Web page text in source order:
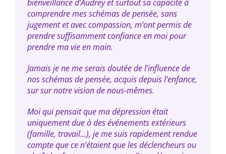
bienveillance d’Audrey et surtout sa capacité à
comprendre mes schémas de pensée, sans
jugement et avec compassion, m’ont permis de
prendre suffisamment confiance en moi pour
prendre ma vie en main.
Jamais je ne me serais doutée de l’influence de
nos schémas de pensée, acquis depuis l’enfance,
sur sur notre vision de nous-mêmes.
Moi qui pensait que ma dépression était
uniquement due à des événements extérieurs
(famille, travail…), je me suis rapidement rendue
compte que ce n’étaient que les déclencheurs ou